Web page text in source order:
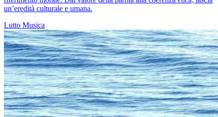
un’eredità culturale e umana.
Lutto Musica